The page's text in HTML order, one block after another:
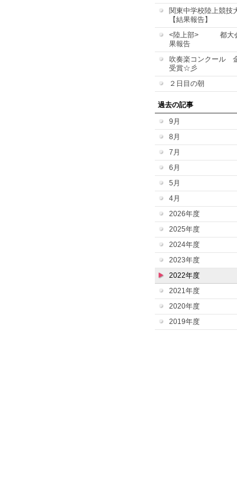
関東中学校陸上競技
【結果報告】
<陸上部> 都大
果報告
吹奏楽コンクール
受賞☆彡
２日目の朝
過去の記事
9月
8月
7月
6月
5月
4月
2026年度
2025年度
2024年度
2023年度
2022年度
2021年度
2020年度
2019年度